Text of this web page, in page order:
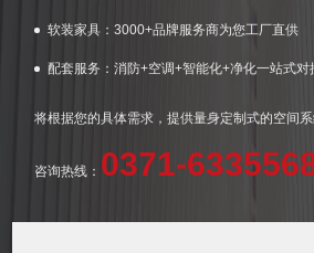
软装家具：3000+品牌服务商为您工厂直供
配套服务：消防+空调+智能化+净化一站式对
将根据您的具体需求，提供量身定制式的空间
咨询热线： 0371-